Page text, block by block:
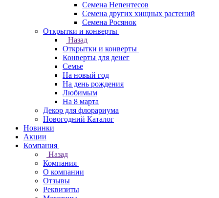
Семена Непентесов
Семена других хищных растений
Семена Росянок
Открытки и конверты
Назад
Открытки и конверты
Конверты для денег
Семье
На новый год
На день рождения
Любимым
На 8 марта
Декор для флорариума
Новогодний Каталог
Новинки
Акции
Компания
Назад
Компания
О компании
Отзывы
Реквизиты